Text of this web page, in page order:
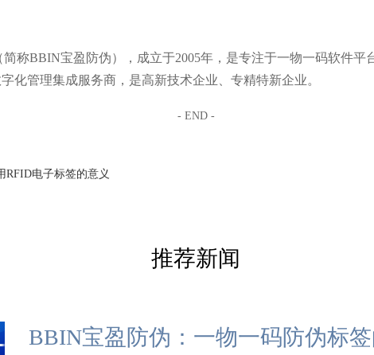
称BBIN宝盈防伪），成立于2005年，是专注于一物一码软件平
化管理集成服务商，是高新技术企业、专精特新企业。
- END -
RFID电子标签的意义
推荐新闻
BBIN宝盈防伪：一物一码防伪标